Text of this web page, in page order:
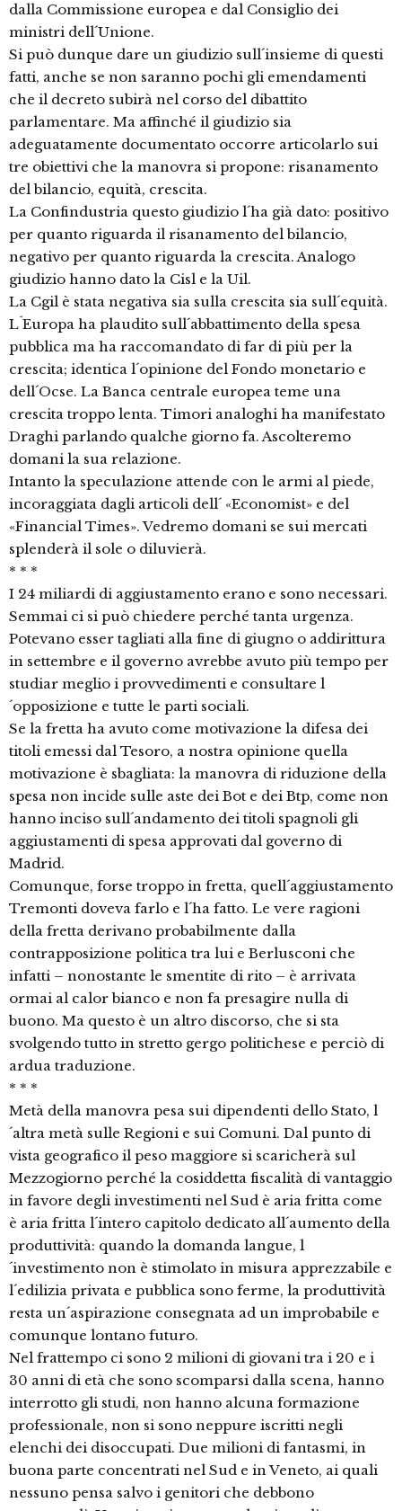
dalla Commissione europea e dal Consiglio dei
ministri dell´Unione.
Si può dunque dare un giudizio sull´insieme di questi
fatti, anche se non saranno pochi gli emendamenti
che il decreto subirà nel corso del dibattito
parlamentare. Ma affinché il giudizio sia
adeguatamente documentato occorre articolarlo sui
tre obiettivi che la manovra si propone: risanamento
del bilancio, equità, crescita.
La Confindustria questo giudizio l´ha già dato: positivo
per quanto riguarda il risanamento del bilancio,
negativo per quanto riguarda la crescita. Analogo
giudizio hanno dato la Cisl e la Uil.
La Cgil è stata negativa sia sulla crescita sia sull´equità.
L´Europa ha plaudito sull´abbattimento della spesa
pubblica ma ha raccomandato di far di più per la
crescita; identica l´opinione del Fondo monetario e
dell´Ocse. La Banca centrale europea teme una
crescita troppo lenta. Timori analoghi ha manifestato
Draghi parlando qualche giorno fa. Ascolteremo
domani la sua relazione.
Intanto la speculazione attende con le armi al piede,
incoraggiata dagli articoli dell´ «Economist» e del
«Financial Times». Vedremo domani se sui mercati
splenderà il sole o diluvierà.
* * *
I 24 miliardi di aggiustamento erano e sono necessari.
Semmai ci si può chiedere perché tanta urgenza.
Potevano esser tagliati alla fine di giugno o addirittura
in settembre e il governo avrebbe avuto più tempo per
studiar meglio i provvedimenti e consultare l
´opposizione e tutte le parti sociali.
Se la fretta ha avuto come motivazione la difesa dei
titoli emessi dal Tesoro, a nostra opinione quella
motivazione è sbagliata: la manovra di riduzione della
spesa non incide sulle aste dei Bot e dei Btp, come non
hanno inciso sull´andamento dei titoli spagnoli gli
aggiustamenti di spesa approvati dal governo di
Madrid.
Comunque, forse troppo in fretta, quell´aggiustamento
Tremonti doveva farlo e l´ha fatto. Le vere ragioni
della fretta derivano probabilmente dalla
contrapposizione politica tra lui e Berlusconi che
infatti – nonostante le smentite di rito – è arrivata
ormai al calor bianco e non fa presagire nulla di
buono. Ma questo è un altro discorso, che si sta
svolgendo tutto in stretto gergo politichese e perciò di
ardua traduzione.
* * *
Metà della manovra pesa sui dipendenti dello Stato, l
´altra metà sulle Regioni e sui Comuni. Dal punto di
vista geografico il peso maggiore si scaricherà sul
Mezzogiorno perché la cosiddetta fiscalità di vantaggio
in favore degli investimenti nel Sud è aria fritta come
è aria fritta l´intero capitolo dedicato all´aumento della
produttività: quando la domanda langue, l
´investimento non è stimolato in misura apprezzabile e
l´edilizia privata e pubblica sono ferme, la produttività
resta un´aspirazione consegnata ad un improbabile e
comunque lontano futuro.
Nel frattempo ci sono 2 milioni di giovani tra i 20 e i
30 anni di età che sono scomparsi dalla scena, hanno
interrotto gli studi, non hanno alcuna formazione
professionale, non si sono neppure iscritti negli
elenchi dei disoccupati. Due milioni di fantasmi, in
buona parte concentrati nel Sud e in Veneto, ai quali
nessuno pensa salvo i genitori che debbono